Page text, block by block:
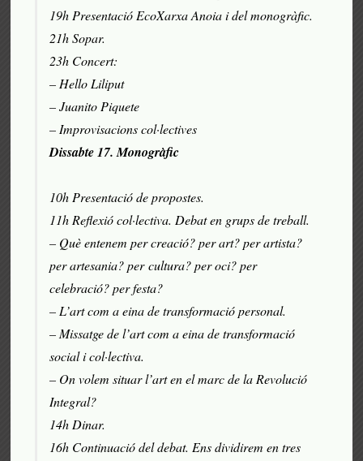
19h Presentació EcoXarxa Anoia i del monogràfic.
21h Sopar.
23h Concert:
– Hello Liliput
– Juanito Piquete
– Improvisacions col·lectives
Dissabte 17. Monogràfic
10h Presentació de propostes.
11h Reflexió col·lectiva. Debat en grups de treball.
– Què entenem per creació? per art? per artista?
per artesania? per cultura? per oci? per
celebració? per festa?
– L’art com a eina de transformació personal.
– Missatge de l’art com a eina de transformació
social i col·lectiva.
– On volem situar l’art en el marc de la Revolució
Integral?
14h Dinar.
16h Continuació del debat. Ens dividirem en tres